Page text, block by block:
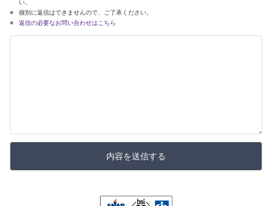
い。
個別に返信はできませんので、ご了承ください。
返信の必要なお問い合わせはこちら
内容を送信する